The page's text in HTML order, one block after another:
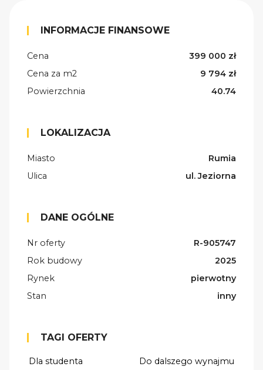
INFORMACJE FINANSOWE
Cena
399 000 zł
Cena za m2
9 794 zł
Powierzchnia
40.74
LOKALIZACJA
Miasto
Rumia
Ulica
ul. Jeziorna
DANE OGÓLNE
Nr oferty
R-905747
Rok budowy
2025
Rynek
pierwotny
Stan
inny
TAGI OFERTY
Dla studenta Do dalszego wynajmu